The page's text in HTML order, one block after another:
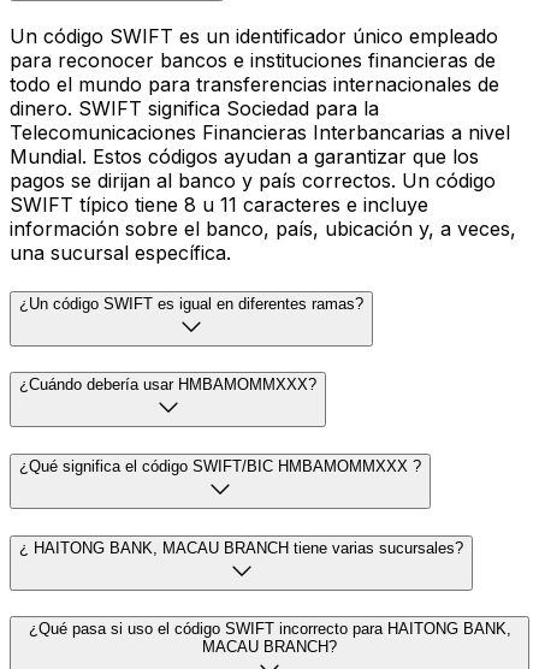
Un código SWIFT es un identificador único empleado
para reconocer bancos e instituciones financieras de
todo el mundo para transferencias internacionales de
dinero. SWIFT significa Sociedad para la
Telecomunicaciones Financieras Interbancarias a nivel
Mundial. Estos códigos ayudan a garantizar que los
pagos se dirijan al banco y país correctos. Un código
SWIFT típico tiene 8 u 11 caracteres e incluye
información sobre el banco, país, ubicación y, a veces,
una sucursal específica.
¿Un código SWIFT es igual en diferentes ramas?
¿Cuándo debería usar HMBAMOMMXXX?
¿Qué significa el código SWIFT/BIC HMBAMOMMXXX ?
¿ HAITONG BANK, MACAU BRANCH tiene varias sucursales?
¿Qué pasa si uso el código SWIFT incorrecto para HAITONG BANK,
MACAU BRANCH?